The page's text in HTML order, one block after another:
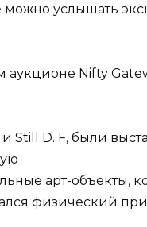
услышать
аукционе Nifty
Still D. F, были
арт-объекты,
физический